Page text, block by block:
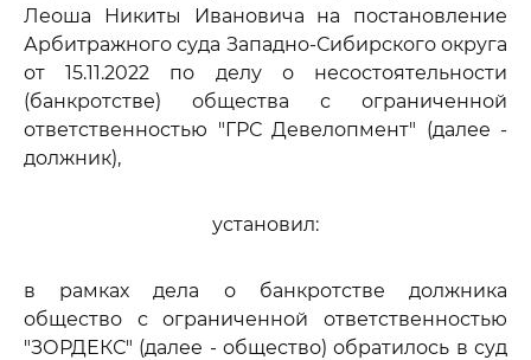
Леоша Никиты Ивановича на постановление
Арбитражного суда Западно-Сибирского округа
от 15.11.2022 по делу о несостоятельности
(банкротстве) общества с ограниченной
ответственностью "ГРС Девелопмент" (далее -
должник),
установил:
в рамках дела о банкротстве должника
общество с ограниченной ответственностью
"ЗОРДЕКС" (далее - общество) обратилось в суд